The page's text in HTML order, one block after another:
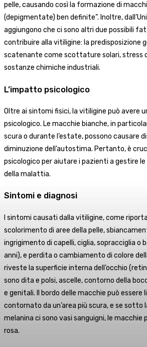
pelle, causando così la formazione di
(depigmentate) ben definite”. Inoltre,
aggiungono che ci sono altri due possibili
contribuire alla vitiligine: la predisposizione
scatenante come scottature solari, stress
sostanze chimiche industriali.
L’impatto psicologico
Oltre ai sintomi fisici, la vitiligine può avere
psicologico. Le macchie bianche, in
scura o durante l’estate, possono causare
diminuzione dell’autostima. Pertanto, è
psicologico per aiutare i pazienti a gestire
della malattia.
Sintomi e diagnosi
I sintomi causati dalla vitiligine, come
scolorimento di aree della pelle,
ingrigimento di capelli, ciglia, sopracciglia o
anni), e perdita o cambiamento di colore
riveste la superficie interna dell’occhio
sono dita e polsi, ascelle, contorno della
e genitali. Il bordo delle macchie può essere
contornato da un’area più scura, e se sotto
melanina ci sono vasi sanguigni, le macchie
rosa.